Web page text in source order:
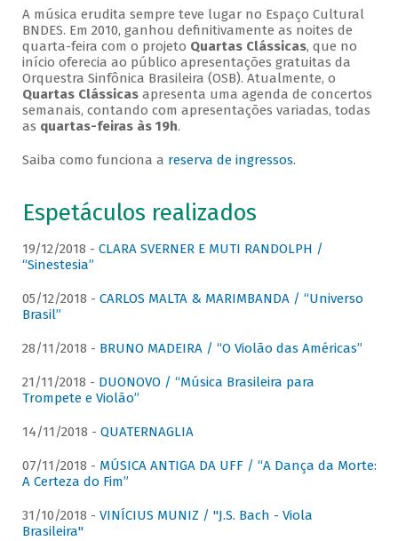
A música erudita sempre teve lugar no Espaço Cultural
BNDES. Em 2010, ganhou definitivamente as noites de
quarta-feira com o projeto Quartas Clássicas, que no
início oferecia ao público apresentações gratuitas da
Orquestra Sinfônica Brasileira (OSB). Atualmente, o
Quartas Clássicasapresenta uma agenda de concertos
semanais, contando com apresentações variadas, todas
as quartas-feiras às 19h.
Saiba como funciona a reserva de ingressos.
Espetáculos realizados
19/12/2018 - CLARA SVERNER E MUTI RANDOLPH /
“Sinestesia”
05/12/2018 - CARLOS MALTA & MARIMBANDA / “Universo
Brasil”
28/11/2018 - BRUNO MADEIRA / “O Violão das Américas”
21/11/2018 - DUONOVO / “Música Brasileira para
Trompete e Violão”
14/11/2018 - QUATERNAGLIA
07/11/2018 - MÚSICA ANTIGA DA UFF / “A Dança da Morte:
A Certeza do Fim”
31/10/2018 - VINÍCIUS MUNIZ / "J.S. Bach - Viola
Brasileira"